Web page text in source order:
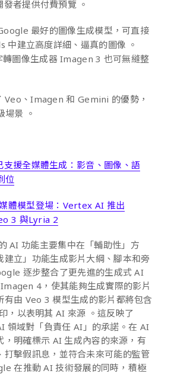
者提供付費預覽 。
最好的圖像生成模型，可直接
中建立高度詳細、逼真的圖像 。
圖像生成器 Imagen 3 也可無縫整
Veo、Imagen 和 Gemini 的優勢，
場景 。
援全媒體生成：影音、圖像、語
位
體模型登場：Vertex AI 推出
3 與Lyria 2
AI 功能主要集中在「輔助性」方
建立」功能生成影片大綱、腳本和旁
逐步整合了更先進的生成式 AI
4，使其能夠生成實際的影片
有由 Veo 3 模型生成的影片都將包含
，以表明其 AI 來源 。這反映了
領域對「負責任 AI」的承諾。在 AI
，明確標示 AI 生成內容的來源，有
打擊假訊息，並符合未來可能的監管
在推動 AI 技術發展的同時，積極